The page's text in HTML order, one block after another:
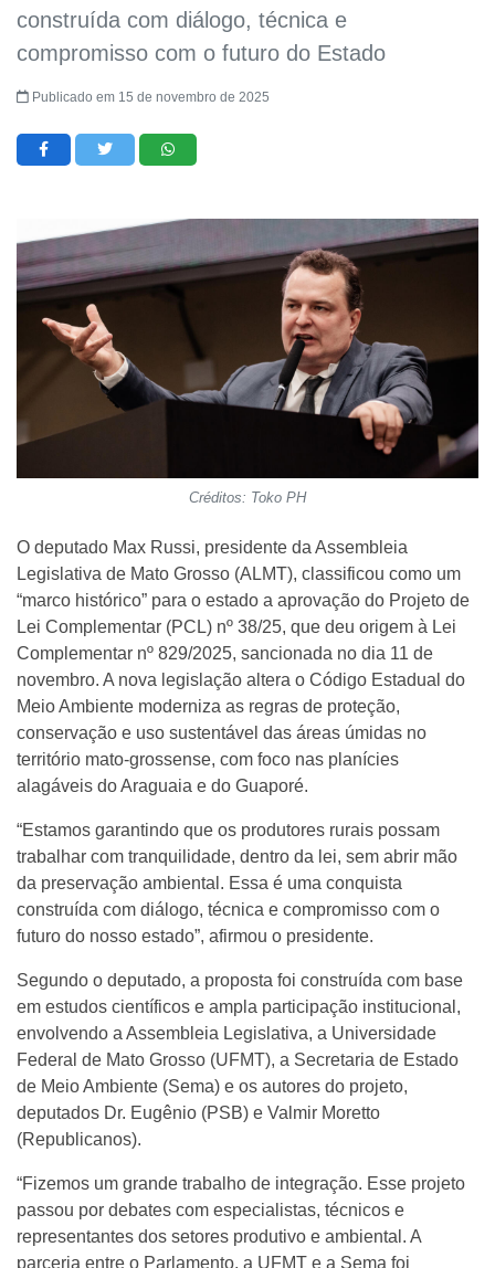
construída com diálogo, técnica e
compromisso com o futuro do Estado
Publicado em 15 de novembro de 2025
Créditos: Toko PH
O deputado Max Russi, presidente da Assembleia
Legislativa de Mato Grosso (ALMT), classificou como um
“marco histórico” para o estado a aprovação do Projeto de
Lei Complementar (PCL) nº 38/25, que deu origem à Lei
Complementar nº 829/2025, sancionada no dia 11 de
novembro. A nova legislação altera o Código Estadual do
Meio Ambiente moderniza as regras de proteção,
conservação e uso sustentável das áreas úmidas no
território mato-grossense, com foco nas planícies
alagáveis do Araguaia e do Guaporé.
“Estamos garantindo que os produtores rurais possam
trabalhar com tranquilidade, dentro da lei, sem abrir mão
da preservação ambiental. Essa é uma conquista
construída com diálogo, técnica e compromisso com o
futuro do nosso estado”, afirmou o presidente.
Segundo o deputado, a proposta foi construída com base
em estudos científicos e ampla participação institucional,
envolvendo a Assembleia Legislativa, a Universidade
Federal de Mato Grosso (UFMT), a Secretaria de Estado
de Meio Ambiente (Sema) e os autores do projeto,
deputados Dr. Eugênio (PSB) e Valmir Moretto
(Republicanos).
“Fizemos um grande trabalho de integração. Esse projeto
passou por debates com especialistas, técnicos e
representantes dos setores produtivo e ambiental. A
parceria entre o Parlamento, a UFMT e a Sema foi